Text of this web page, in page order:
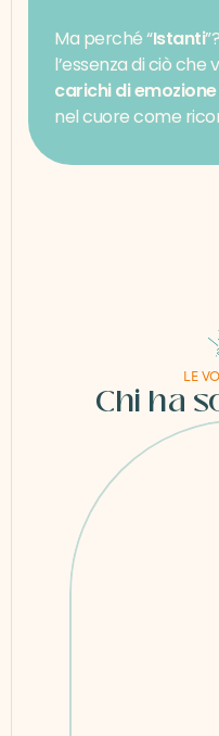
Ma perché “Istanti
l’essenza di ciò che
carichi di
nel cuore come
LE
Chi ha